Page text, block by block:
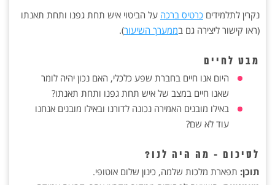
נקרין לתלמידים כרטיס ברכה על הביטוי איש תחת גפנו ותחת תאנתו
(ראו קישור ליצירה גם בממערך השיעור).
מבט לחיים
היום אנו חיים בחברת שפע כלכלי, האם נכון יהיה לומר
שאנו חיים במצב של איש תחת גפנו ותחת תאנתו?
באילו מובנים האמירה נכונה לדורנו ובאילו מובנים אנחנו
עוד לא שם?
לסיכום - מה היה לנו?
תוכן: תפארת מלכות שלמה, כינון שלום אוטופי.